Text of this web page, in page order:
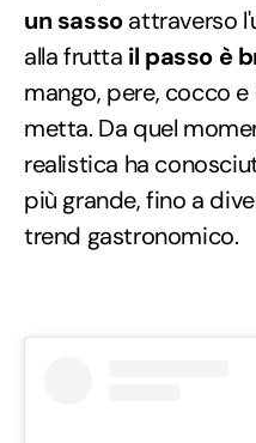
un sassoattraverso
alla frutta il passo è
mango, pere, cocco
metta. Da quel
realistica ha
più grande, fino a
trend gastronomico.